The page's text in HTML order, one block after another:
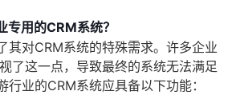
专用的CRM系统？
其对CRM系统的特殊需求。许多企业
了这一点，导致最终的系统无法满足
业的CRM系统应具备以下功能：